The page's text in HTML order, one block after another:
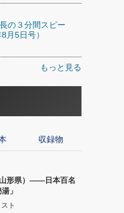
の３分間スピー
月5日号）
もっと見る
収録物
形県）――日本百名
」
ト